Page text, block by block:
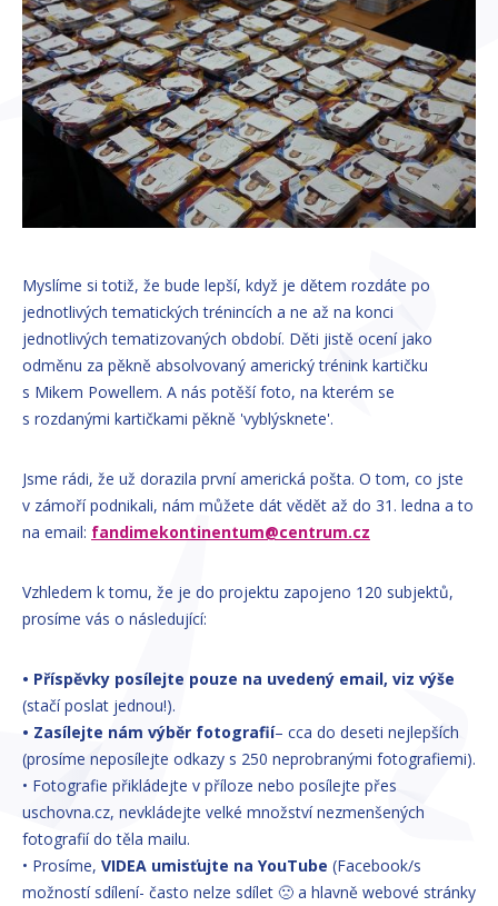
Myslíme si totiž, že bude lepší, když je dětem rozdáte po
jednotlivých tematických trénincích a ne až na konci
jednotlivých tematizovaných období. Děti jistě ocení jako
odměnu za pěkně absolvovaný americký trénink kartičku
s Mikem Powellem. A nás potěší foto, na kterém se
s rozdanými kartičkami pěkně 'vyblýsknete'.
Jsme rádi, že už dorazila první americká pošta. O tom, co jste
v zámoří podnikali, nám můžete dát vědět až do 31. ledna a to
na email: fandimekontinentum@centrum.cz
Vzhledem k tomu, že je do projektu zapojeno 120 subjektů,
prosíme vás o následující:
• Příspěvky posílejte pouze na uvedený email, viz výše
(stačí poslat jednou!).
• Zasílejte nám výběr fotografií– cca do deseti nejlepších
(prosíme neposílejte odkazy s 250 neprobranými fotografiemi).
• Fotografie přikládejte v příloze nebo posílejte přes
uschovna.cz, nevkládejte velké množství nezmenšených
fotografií do těla mailu.
• Prosíme, VIDEA umisťujte na YouTube (Facebook/s
možností sdílení- často nelze sdílet 🙁 a hlavně webové stránky